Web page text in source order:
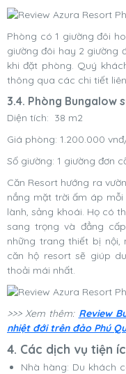
Phòng có 1 giường đôi
giường đôi hay 2 giường
khi đặt phòng. Quý
thông qua các chi tiết
3.4. Phòng Bungalow
Diện tích: 38 m2
Giá phòng: 1.200.000
Số giường: 1 giường đơn
Căn Resort hướng ra
nắng mặt trời ấm áp
lành, sảng khoái. Họ có
sang trọng và đẳng
những trang thiết bị nội,
căn hộ resort sẽ giúp
thoải mái nhất.
>>> Xem thêm: Review
nhiệt đới trên đảo Phú
4. Các dịch vụ tiện
Nhà hàng: Du khách